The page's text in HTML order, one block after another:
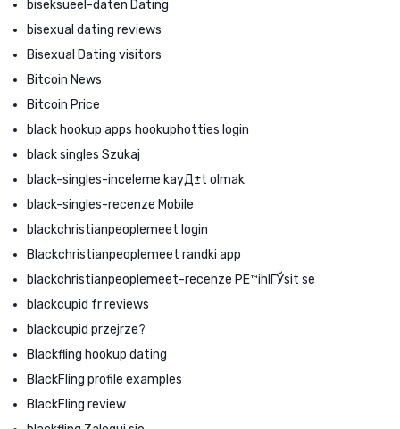
biseksueel-daten Dating
bisexual dating reviews
Bisexual Dating visitors
Bitcoin News
Bitcoin Price
black hookup apps hookuphotties login
black singles Szukaj
black-singles-inceleme kayД±t olmak
black-singles-recenze Mobile
blackchristianpeoplemeet login
Blackchristianpeoplemeet randki app
blackchristianpeoplemeet-recenze PЕ™ihlГЎsit se
blackcupid fr reviews
blackcupid przejrze?
Blackfling hookup dating
BlackFling profile examples
BlackFling review